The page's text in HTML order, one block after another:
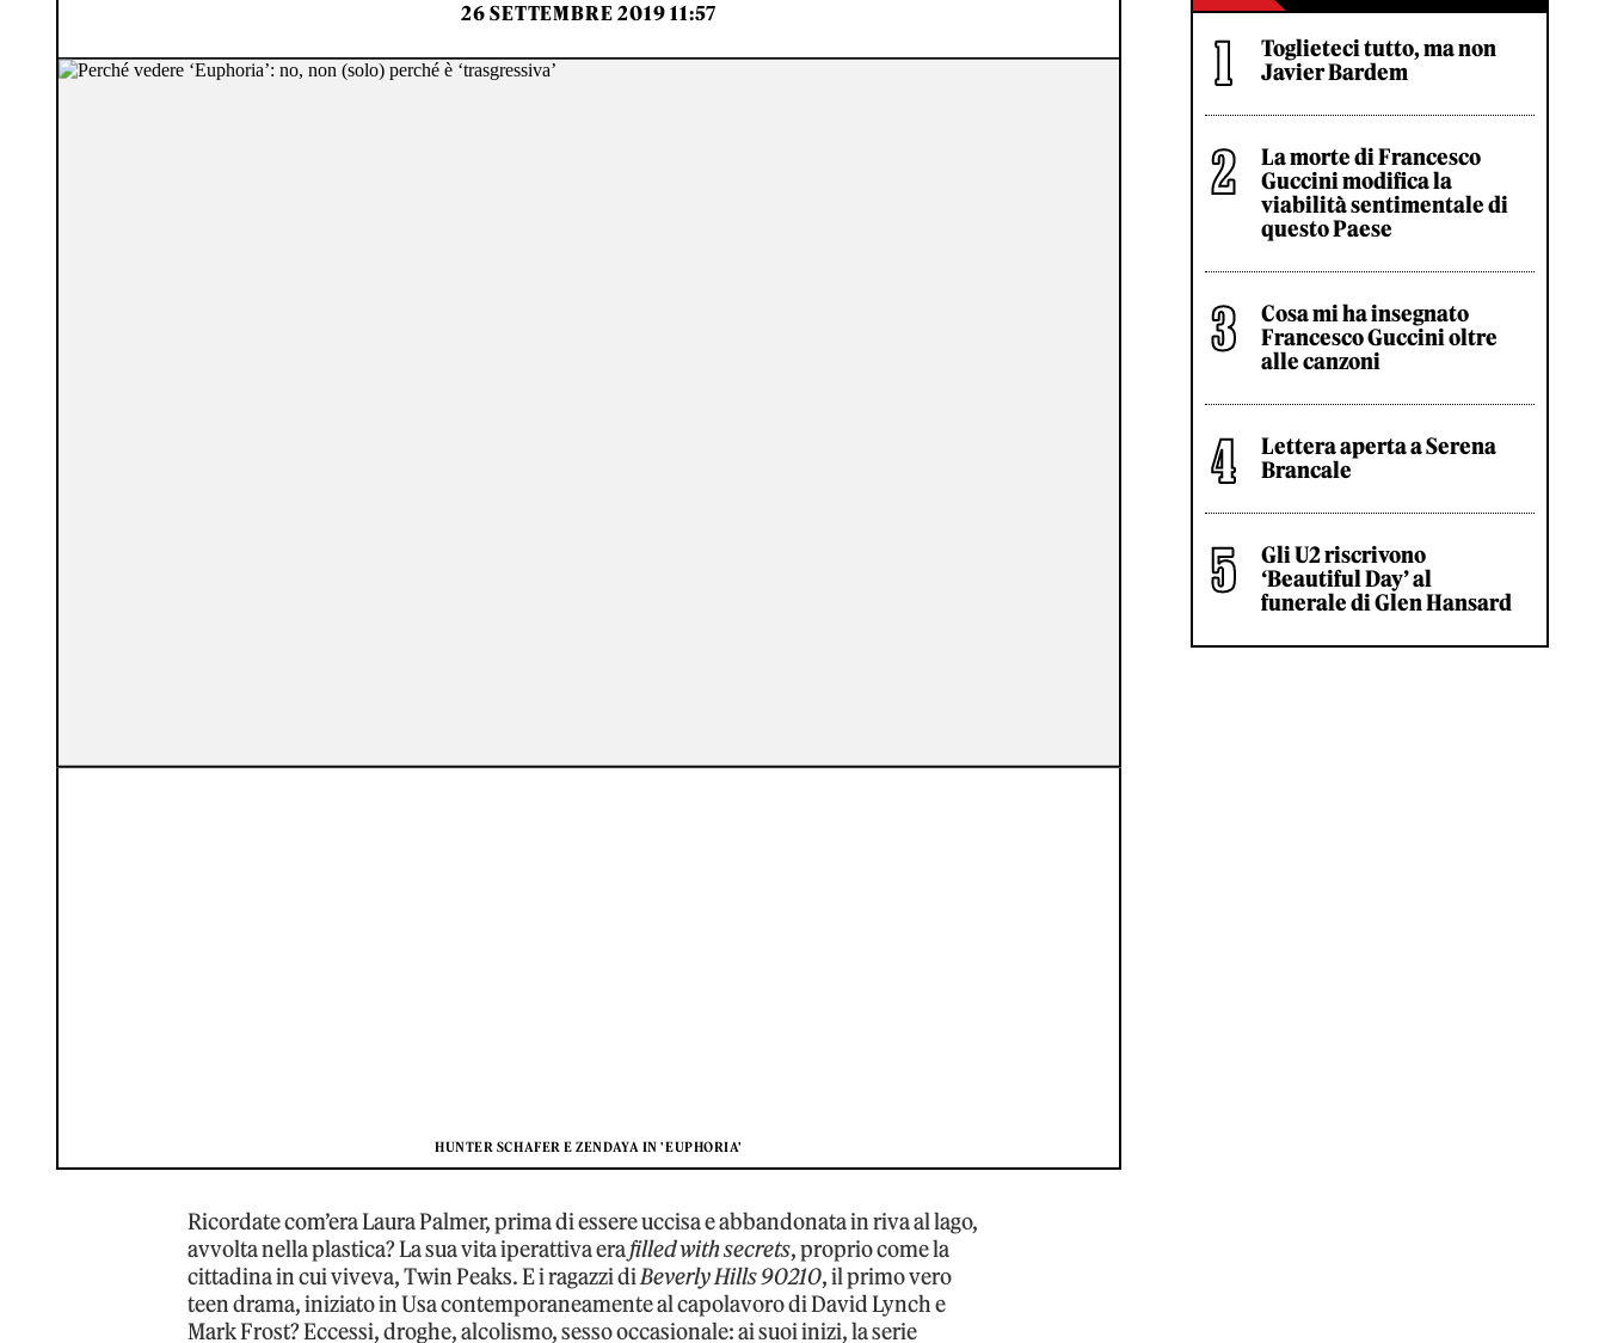
26 SETTEMBRE 2019 11:57
HUNTER SCHAFER E ZENDAYA IN 'EUPHORIA'
Ricordate com’era Laura Palmer, prima di essere uccisa e abbandonata in riva al lago,
avvolta nella plastica? La sua vita iperattiva erafilled with secrets, proprio come la
cittadina in cui viveva, Twin Peaks. E i ragazzi diBeverly Hills 90210, il primo vero
teen drama, iniziato in Usa contemporaneamente al capolavoro di David Lynch e
Mark Frost? Eccessi, droghe, alcolismo, sesso occasionale: ai suoi inizi, la serie
Toglieteci tutto, ma non
Javier Bardem
La morte di Francesco
Guccini modifica la
viabilità sentimentale di
questo Paese
Cosa mi ha insegnato
Francesco Guccini oltre
alle canzoni
Lettera aperta a Serena
Brancale
Gli U2 riscrivono
‘Beautiful Day’ al
funerale di Glen Hansard